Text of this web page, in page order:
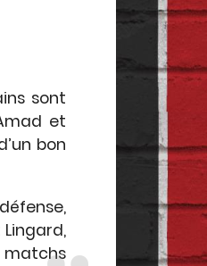
sont
et
bon
matchs